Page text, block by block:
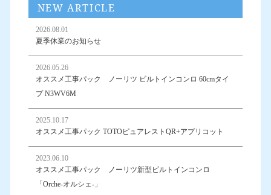
NEW ARTICLE
2026.08.01
夏季休業のお知らせ
2026.05.26
オススメ工事パック ノーリツ ビルトインコンロ 60cmタイ
プ N3WV6M
2025.10.17
オススメ工事パック TOTOピュアレストQR+アプリコット
2023.06.10
オススメ工事パック ノーリツ新型ビルトインコンロ
「Orche-オルシェ-」